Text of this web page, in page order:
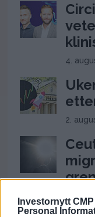
Investornytt
Personal
4.
2.
31. juli